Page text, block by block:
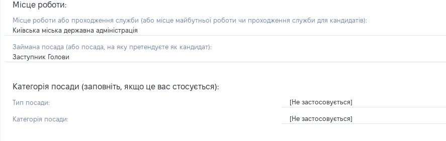
Місце роботи:
Місце роботи або проходження служби (або місце майбутньої роботи чи проходження служби для кандидатів):
Київська міська державна адміністрація
Займана посада (або посада, на яку претендуєте як кандидат):
Заступник Голови
Категорія посади (заповніть, якщо це вас стосується):
Тип посади: [Не застосовується]
Категорія посади: [Не застосовується]